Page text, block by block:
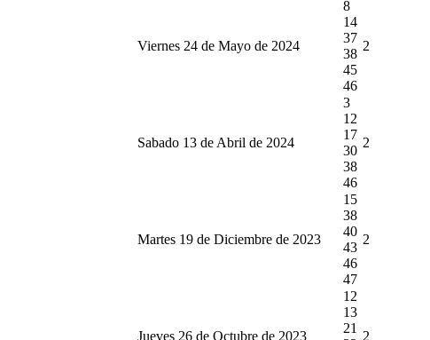
Viernes 24 de Mayo de 2024
8
14
37
38
45
46
2
Sabado 13 de Abril de 2024
3
12
17
30
38
46
2
Martes 19 de Diciembre de 2023
15
38
40
43
46
47
2
Jueves 26 de Octubre de 2023
12
13
21
2